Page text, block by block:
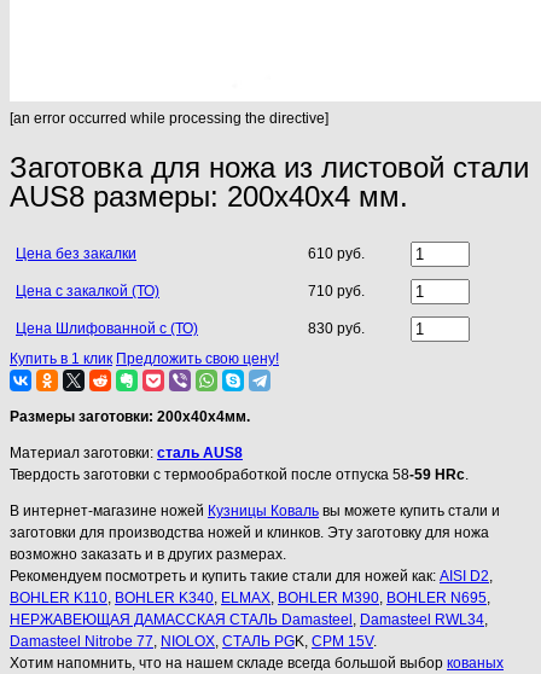
[an error occurred while processing the directive]
Заготовка для ножа из листовой стали
AUS8 размеры: 200х40х4 мм.
Цена без закалки 610 руб.
Цена с закалкой (ТО) 710 руб.
Цена Шлифованной с (ТО)
830 руб.
Купить в 1 клик Предложить свою цену!
Размеры заготовки: 200х40х4мм.
Материал заготовки: сталь AUS8
Твердость заготовки с термообработкой после отпуска 58-59 HRc.
В интернет-магазине ножей Кузницы Коваль вы можете купить стали и
заготовки для производства ножей и клинков. Эту заготовку для ножа
возможно заказать и в других размерах.
Рекомендуем посмотреть и купить такие стали для ножей как: AISI D2,
BOHLER K110, BOHLER K340, ELMAX, BOHLER M390, BOHLER N695,
НЕРЖАВЕЮЩАЯ ДАМАССКАЯ СТАЛЬ Damasteel, Damasteel RWL34,
Damasteel Nitrobe 77, NIOLOX, СТАЛЬ PGK, CPM 15V.
Хотим напомнить, что на нашем складе всегда большой выбор кованых